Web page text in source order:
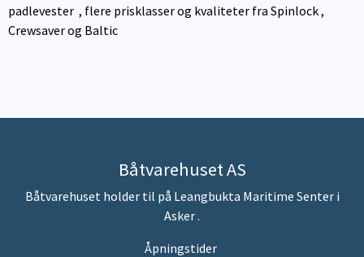
padlevester , flere prisklasser og kvaliteter fra Spinlock ,
Crewsaver og Baltic
Båtvarehuset AS
Båtvarehuset holder til på Leangbukta Maritime Senter i
Asker .
Åpningstider